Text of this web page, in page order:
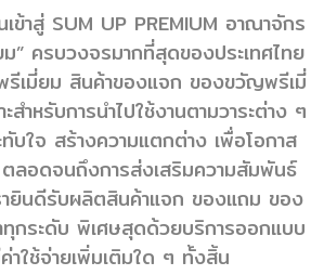
ข้าสู่ SUM UP PREMIUM อาณาจักร
” ครบวงจรมากที่สุดของประเทศไทย
รีเมี่ยม สินค้าของแจก ของขวัญพรีเมี่
สำหรับการนำไปใช้งานตามวาระต่าง ๆ
บใจ สร้างความแตกต่าง เพื่อโอกาส
ลอดจนถึงการส่งเสริมความสัมพันธ์
ายินดีรับผลิตสินค้าแจก ของแถม ของ
กระดับ พิเศษสุดด้วยบริการออกแบบ
าใช้จ่ายเพิ่มเติมใด ๆ ทั้งสิ้น